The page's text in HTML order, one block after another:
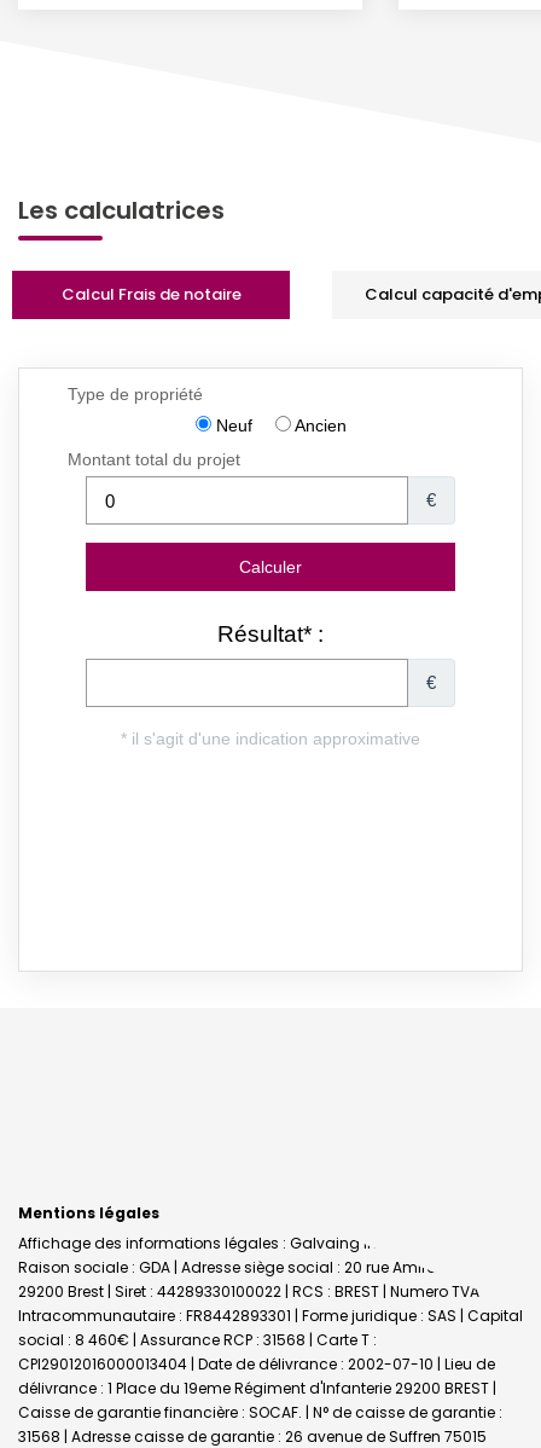
Les calculatrices
Calcul Frais de notaire Calcul capacité
Mentions légales
Affichage des informations légales : Galvaing Immobilier - Brest |
Raison sociale : GDA | Adresse siège social : 20 rue Amiral Linois -
29200 Brest | Siret : 44289330100022 | RCS : BREST | Numero TVA
Intracommunautaire : FR8442893301 | Forme juridique : SAS | Capital
social : 8 460€ | Assurance RCP : 31568 | Carte T :
CPI29012016000013404 | Date de délivrance : 2002-07-10 | Lieu de
délivrance : 1 Place du 19eme Régiment d'Infanterie 29200 BREST |
Caisse de garantie financière : SOCAF. | N° de caisse de garantie :
31568 | Adresse caisse de garantie : 26 avenue de Suffren 75015